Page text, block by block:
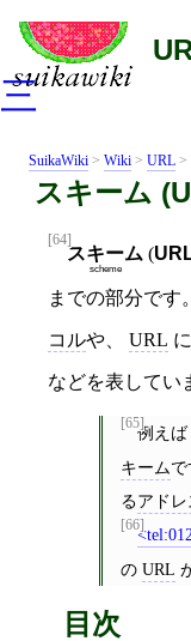
SuikaWiki > Wiki > URL >
スキーム
[64]
スキーム
scheme
(
までの部分です
コルや、 URL
などを表してい
[65]例えば
キーム
るアドレ
[66]
の URL
目次
三